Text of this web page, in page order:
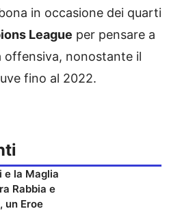
in occasione dei quarti
League per pensare a
offensiva, nonostante il
fino al 2022.
e la Maglia
Rabbia e
un Eroe